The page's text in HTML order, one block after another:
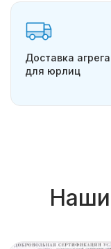
Доставка
для юрлиц